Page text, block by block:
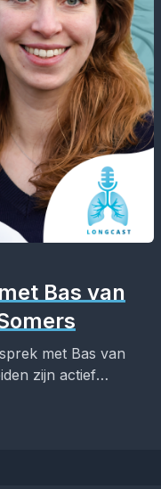
Bas van
met Bas van
zijn actief
een...